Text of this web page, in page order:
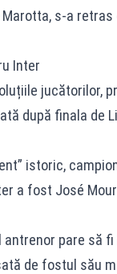
s-a
Inter
jucătorilor,
după finala de
istoric,
a fost José
antrenor pare să
de fostul său